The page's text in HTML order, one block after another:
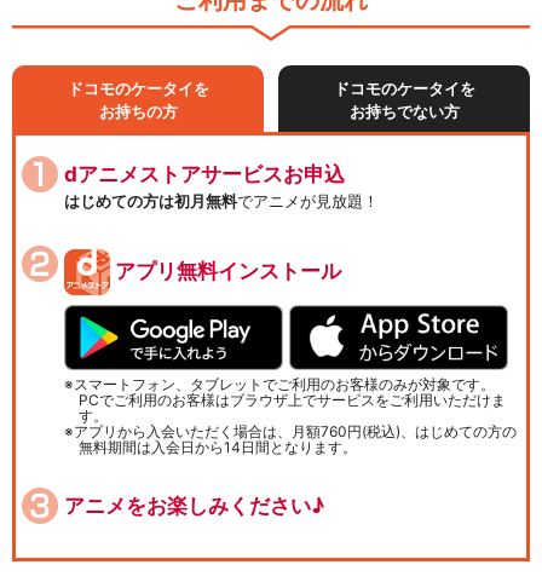
ドコモのケータイを
お持ちの方
ドコモのケータイを
お持ちでない方
dアニメストアサービスお申込
はじめての方は初月無料でアニメが見放題！
アプリ無料インストール
スマートフォン、タブレットでご利用のお客様のみが対象です。
PCでご利用のお客様はブラウザ上でサービスをご利用いただけま
す。
アプリから入会いただく場合は、月額760円(税込)、はじめての方の
無料期間は入会日から14日間となります。
アニメをお楽しみください♪